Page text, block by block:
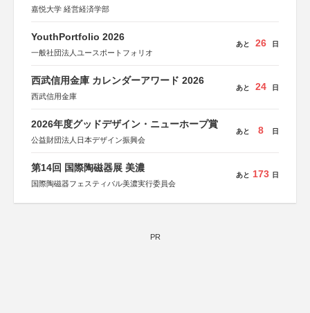
嘉悦大学 経営経済学部
YouthPortfolio 2026
一般社団法人ユースポートフォリオ
あと 26 日
西武信用金庫 カレンダーアワード 2026
西武信用金庫
あと 24 日
2026年度グッドデザイン・ニューホープ賞
公益財団法人日本デザイン振興会
あと 8 日
第14回 国際陶磁器展 美濃
国際陶磁器フェスティバル美濃実行委員会
あと 173 日
PR